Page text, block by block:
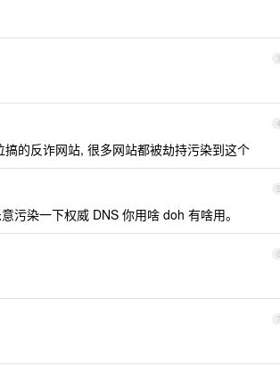
3
4
的反诈网站, 很多网站都被劫持污染到这个
5
污染一下权威 DNS 你用啥 doh 有啥用。
6
7